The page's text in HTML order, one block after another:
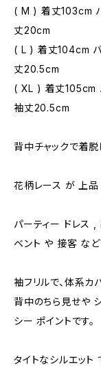
( M ) 着丈103cm
丈20cm
( L ) 着丈104cm
丈20.5cm
( XL ) 着丈105cm
袖丈20.5cm
背中チャックで着脱
花柄レース が 上品
パーティー ドレス ,
ベント や 接客 など
袖フリルで、体系カ
背中のちら見せや
シー ポイントです。
タイトなシルエット